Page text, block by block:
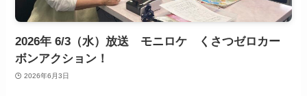
2026年 6/3（水）放送 モニロケ くさつゼロカー
ボンアクション！
2026年6月3日